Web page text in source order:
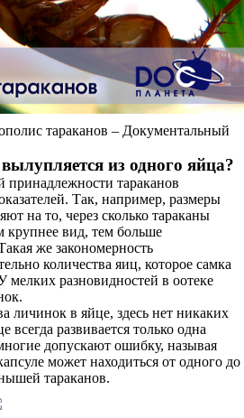
тараканов – Документальный
из одного яйца?
принадлежности тараканов
Так, например, размеры
на то, через сколько тараканы
крупнее вид, тем больше
же закономерность
количества яиц, которое самка
мелких разновидностей в оотеке
личинок в яйце, здесь нет никаких
развивается только одна
допускают ошибку, называя
может находиться от одного до
тараканов.